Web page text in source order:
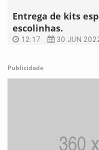
Entrega de kits
escolinhas.
12:17 30 JUN
Publicidade